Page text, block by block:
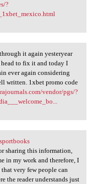
?
through
it again yesteryear
head to fix it and today I
ever again considering
written. 1xbet promo code
vendor/pgs/?
sharing this information,
in my work and therefore, I
very few people can
the reader understands just